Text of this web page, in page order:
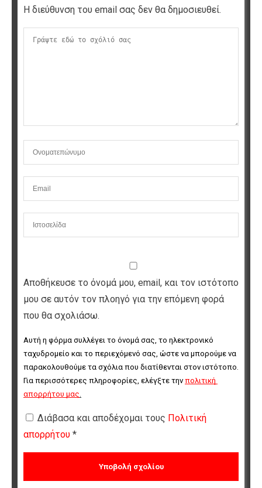
Η διεύθυνση του email σας δεν θα δημοσιευθεί.
Αποθήκευσε το όνομά μου, email, και τον ιστότοπο
μου σε αυτόν τον πλοηγό για την επόμενη φορά
που θα σχολιάσω.
Αυτή η φόρμα συλλέγει το όνομά σας, το ηλεκτρονικό
ταχυδρομείο και το περιεχόμενό σας, ώστε να μπορούμε να
παρακολουθούμε τα σχόλια που διατίθενται στον ιστότοπο.
Για περισσότερες πληροφορίες, ελέγξτε την πολιτική
απορρήτου μας
Διάβασα και αποδέχομαι τους Πολιτική
απορρήτου *